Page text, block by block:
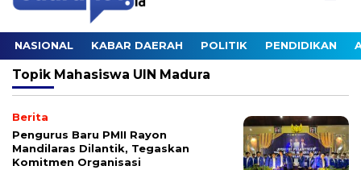
NASIONAL KABAR DAERAH POLITIK PENDIDIKAN
Topik Mahasiswa UIN Madura
Berita
Pengurus Baru PMII Rayon
Mandilaras Dilantik, Tegaskan
Komitmen Organisasi